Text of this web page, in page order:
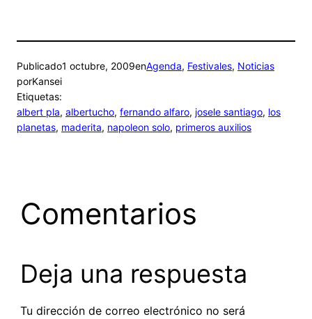
Publicado1 octubre, 2009enAgenda, Festivales, Noticias
porKansei
Etiquetas:
albert pla, albertucho, fernando alfaro, josele santiago, los
planetas, maderita, napoleon solo, primeros auxilios
Comentarios
Deja una respuesta
Tu dirección de correo electrónico no será